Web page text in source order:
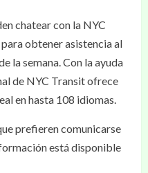
chatear con la NYC
obtener asistencia al
la semana. Con la ayuda
de NYC Transit ofrece
en hasta 108 idiomas.
prefieren comunicarse
está disponible